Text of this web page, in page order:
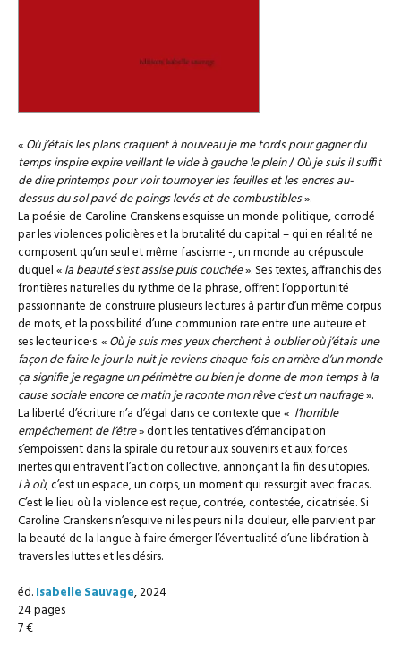
«Où j’étais les plans craquent à nouveau je me tords pour gagner du
temps inspire expire veillant le vide à gauche le plein/Où je suis il suffit
de dire printemps pour voir tournoyer les feuilles et les encres au-
dessus du sol pavé de poings levés et de combustibles».
La poésie de Caroline Cranskens esquisse un monde politique, corrodé
par les violences policières et la brutalité du capital – qui en réalité ne
composent qu’un seul et même fascisme -, un monde au crépuscule
duquel «la beauté s’est assise puis couchée». Ses textes, affranchis des
frontières naturelles du rythme de la phrase, offrent l’opportunité
passionnante de construire plusieurs lectures à partir d’un même corpus
de mots, et la possibilité d’une communion rare entre une auteure et
ses lecteur·ice·s. «Où je suis mes yeux cherchent à oublier où j’étais une
façon de faire le jour la nuit je reviens chaque fois en arrière d’un monde
ça signifie je regagne un périmètre ou bien je donne de mon temps à la
cause sociale encore ce matin je raconte mon rêve c’est un naufrage».
La liberté d’écriture n’a d’égal dans ce contexte que « l’horrible
empêchement de l’être» dont les tentatives d’émancipation
s’empoissent dans la spirale du retour aux souvenirs et aux forces
inertes qui entravent l’action collective, annonçant la fin des utopies.
Là où, c’est un espace, un corps, un moment qui ressurgit avec fracas.
C’est le lieu où la violence est reçue, contrée, contestée, cicatrisée. Si
Caroline Cranskens n’esquive ni les peurs ni la douleur, elle parvient par
la beauté de la langue à faire émerger l’éventualité d’une libération à
travers les luttes et les désirs.
éd.Isabelle Sauvage, 2024
24 pages
7 €